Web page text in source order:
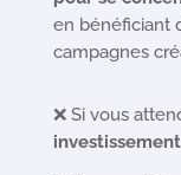
en bénéficiant
campagnes
❌ Sivous
investissement